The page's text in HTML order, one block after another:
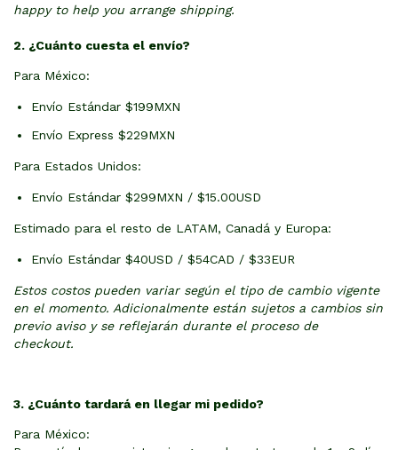
happy to help you arrange shipping.
2. ¿Cuánto cuesta el envío?
Para México:
Envío Estándar $199MXN
Envío Express $229MXN
Para Estados Unidos:
Envío Estándar $299MXN / $15.00USD
Estimado para el resto de LATAM, Canadá y Europa:
Envío Estándar $40USD / $54CAD / $33EUR
Estos costos pueden variar según el tipo de cambio vigente
en el momento. Adicionalmente están sujetos a cambios sin
previo aviso y se reflejarán durante el proceso de
checkout.
3. ¿Cuánto tardará en llegar mi pedido?
Para México: